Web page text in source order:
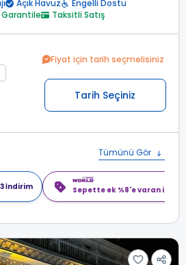
Açık Havuz
Engelli Dostu
Taksitli Satış
Fiyat için tarih seçmelisiniz
Tarih Seçiniz
Tümünü Gör
İndirim Sepette ek %8'e varan